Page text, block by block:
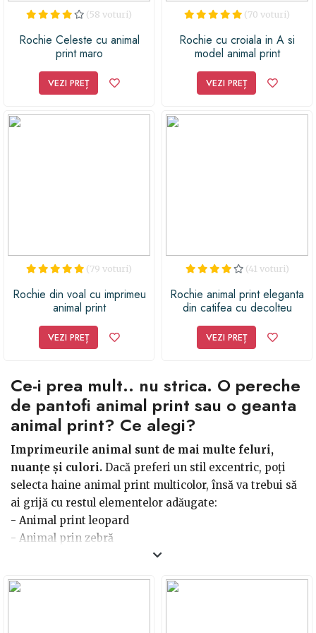
(58 voturi)
Rochie Celeste cu animal
print maro
VEZI PREȚ
(70 voturi)
Rochie cu croiala in A si
model animal print
VEZI PREȚ
(79 voturi)
Rochie din voal cu imprimeu
animal print
VEZI PREȚ
(41 voturi)
Rochie animal print eleganta
din catifea cu decolteu
VEZI PREȚ
Ce-i prea mult.. nu strica. O pereche
de pantofi animal print sau o geanta
animal print? Ce alegi?
Imprimeurile animal sunt de mai multe feluri,
nuanțe și culori. Dacă preferi un stil excentric, poți
selecta haine animal print multicolor, însă va trebui să
ai grijă cu restul elementelor adăugate:
- Animal print leopard
- Animal prin zebră